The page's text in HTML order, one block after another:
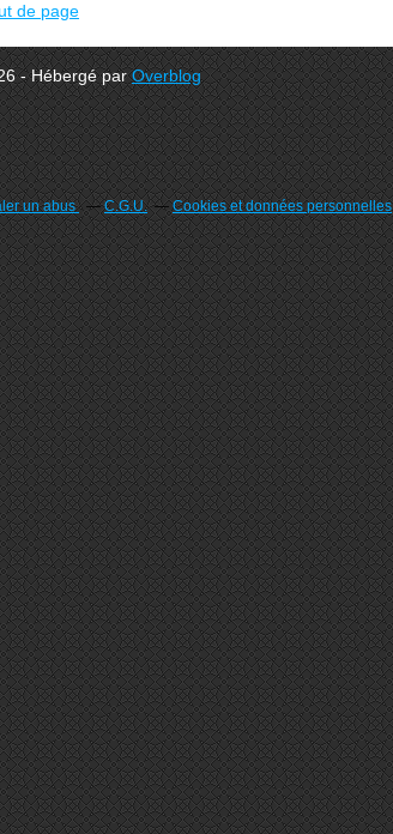
de page
- Hébergé parOverblog
un abus C.G.U. Cookies et données personnelles